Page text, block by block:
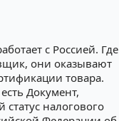
с Россией. Где
они оказывают
товара.
Документ,
налогового